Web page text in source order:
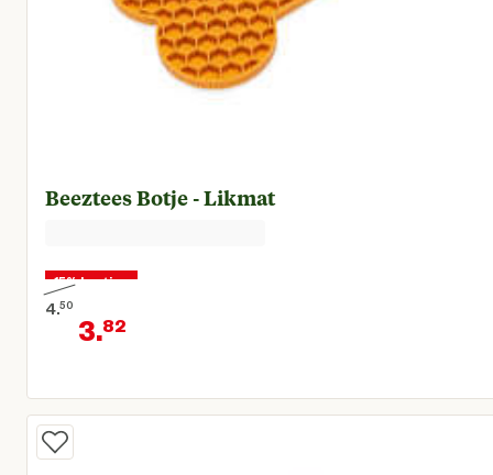
Beeztees Botje - Likmat
15% korting
4.50
Oorspronkelijke prijs € 4,50
3.82
Huidige prijs € 3,82